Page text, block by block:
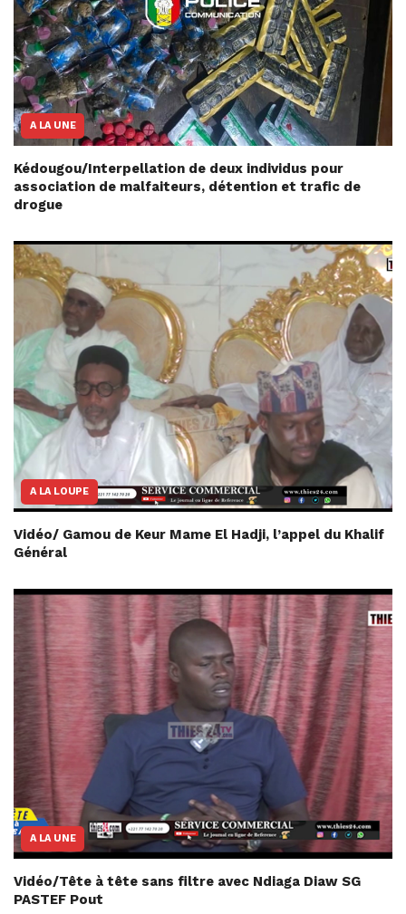
A LA UNE
Kédougou/Interpellation de deux individus pour
association de malfaiteurs, détention et trafic de
drogue
A LA LOUPE
Vidéo/ Gamou de Keur Mame El Hadji, l’appel du Khalif
Général
A LA UNE
Vidéo/Tête à tête sans filtre avec Ndiaga Diaw SG
PASTEF Pout